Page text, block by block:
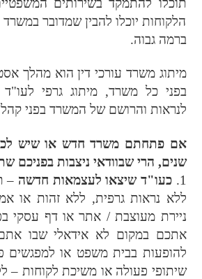
הלקוחות יוכלו להבין שמדובר במשרד
ברמה גבוה.
מיתוג משרד עורכי דין הוא מהלך
בפני כל משרד, מיתוג גרפי לעו"ד
לנראות והרושם של המשרד בפני קהל
אם פתחתם משרד חדש או שיש
שנים, הרי שבוודאי ניצבות בפניכם
1. כעו"ד שיצאו לעצמאות חדשה –
ללא נראות גרפית, ללא זהות או
ניירת מעוצבת / אתר או דף עסקי
אתכם במקום לא אידאלי שבו אתם
להופעות בבית משפט או למפגשים
שיתופי פעולה או משיכת לקוחות –